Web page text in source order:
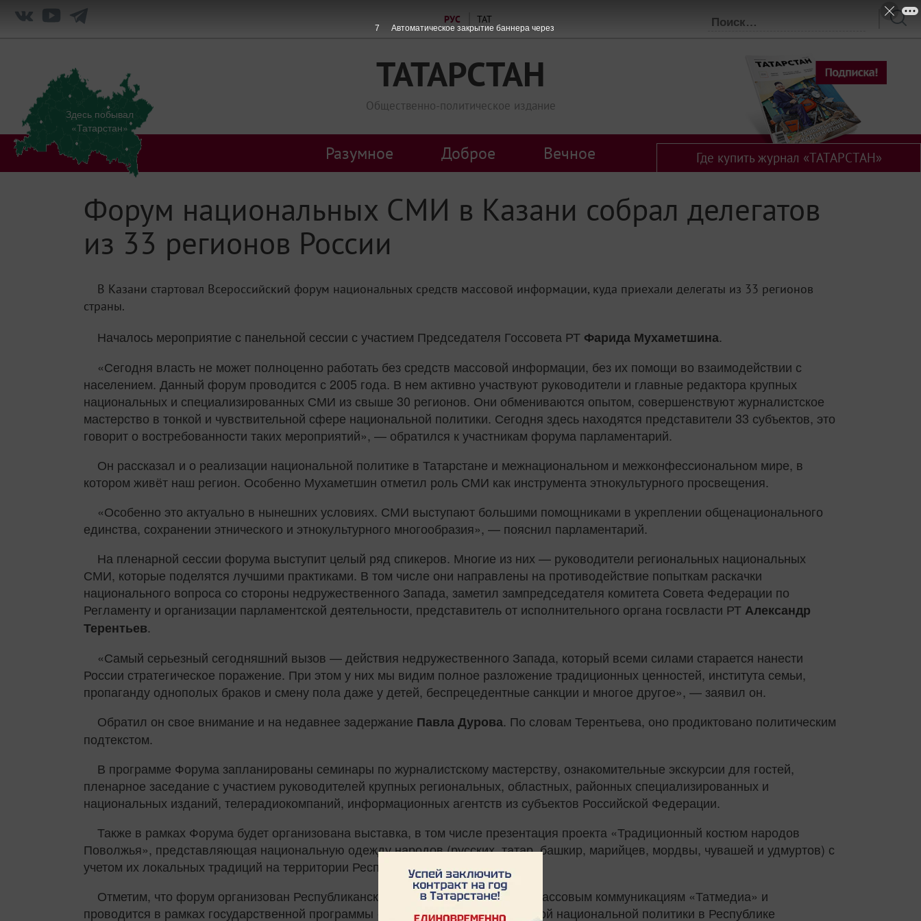
РУС ТАТ
ТАТАРСТАН
Общественно-политическое издание
Здесь побывал
«Татарстан»
Разумное Доброе Вечное Где купить журнал «ТАТАРСТАН»
Форум национальных СМИ в Казани собрал делегатов
из 33 регионов России
В Казани стартовал Всероссийский форум национальных средств массовой информации, куда приехали делегаты из 33 регионов
страны.
Началось мероприятие с панельной сессии с участием Председателя Госсовета РТ Фарида Мухаметшина.
«Сегодня власть не может полноценно работать без средств массовой информации, без их помощи во взаимодействии с
населением. Данный форум проводится с 2005 года. В нем активно участвуют руководители и главные редактора крупных
национальных и специализированных СМИ из свыше 30 регионов. Они обмениваются опытом, совершенствуют журналистское
мастерство в тонкой и чувствительной сфере национальной политики. Сегодня здесь находятся представители 33 субъектов, это
говорит о востребованности таких мероприятий», — обратился к участникам форума парламентарий.
Он рассказал и о реализации национальной политике в Татарстане и межнациональном и межконфессиональном мире, в
котором живёт наш регион. Особенно Мухаметшин отметил роль СМИ как инструмента этнокультурного просвещения.
«Особенно это актуально в нынешних условиях. СМИ выступают большими помощниками в укреплении общенационального
единства, сохранении этнического и этнокультурного многообразия», — пояснил парламентарий.
На пленарной сессии форума выступит целый ряд спикеров. Многие из них — руководители региональных национальных
СМИ, которые поделятся лучшими практиками. В том числе они направлены на противодействие попыткам раскачки
национального вопроса со стороны недружественного Запада, заметил зампредседателя комитета Совета Федерации по
Регламенту и организации парламентской деятельности, представитель от исполнительного органа госвласти РТ Александр
Терентьев.
«Самый серьезный сегодняшний вызов — действия недружественного Запада, который всеми силами старается нанести
России стратегическое поражение. При этом у них мы видим полное разложение традиционных ценностей, института семьи,
пропаганду однополых браков и смену пола даже у детей, беспрецедентные санкции и многое другое», — заявил он.
Обратил он свое внимание и на недавнее задержание Павла Дурова. По словам Терентьева, оно продиктовано политическим
подтекстом.
В программе Форума запланированы семинары по журналистскому мастерству, ознакомительные экскурсии для гостей,
пленарное заседание с участием руководителей крупных региональных, областных, районных специализированных и
национальных изданий, телерадиокомпаний, информационных агентств из субъектов Российской Федерации.
Также в рамках Форума будет организована выставка, в том числе презентация проекта «Традиционный костюм народов
Поволжья», представляющая национальную одежду народов (русских, татар, башкир, марийцев, мордвы, чувашей и удмуртов) с
учетом их локальных традиций на территории Республики Татарстан.
Отметим, что форум организован Республиканским агентством по печати и массовым коммуникациям «Татмедиа» и
проводится в рамках государственной программы «Реализация государственной национальной политики в Республике
7 Автоматическое закрытие баннера через